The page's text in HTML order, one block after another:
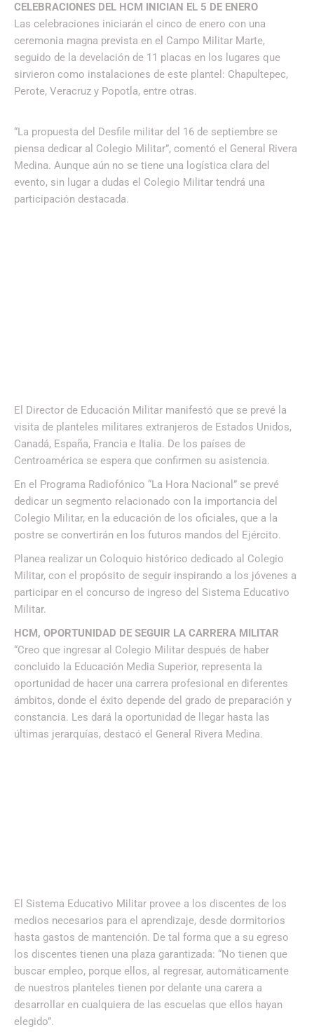
CELEBRACIONES DEL HCM INICIAN EL 5 DE ENERO
Las celebraciones iniciarán el cinco de enero con una
ceremonia magna prevista en el Campo Militar Marte,
seguido de la develación de 11 placas en los lugares que
sirvieron como instalaciones de este plantel: Chapultepec,
Perote, Veracruz y Popotla, entre otras.
“La propuesta del Desfile militar del 16 de septiembre se
piensa dedicar al Colegio Militar”, comentó el General Rivera
Medina. Aunque aún no se tiene una logística clara del
evento, sin lugar a dudas el Colegio Militar tendrá una
participación destacada.
El Director de Educación Militar manifestó que se prevé la
visita de planteles militares extranjeros de Estados Unidos,
Canadá, España, Francia e Italia. De los países de
Centroamérica se espera que confirmen su asistencia.
En el Programa Radiofónico “La Hora Nacional” se prevé
dedicar un segmento relacionado con la importancia del
Colegio Militar, en la educación de los oficiales, que a la
postre se convertirán en los futuros mandos del Ejército.
Planea realizar un Coloquio histórico dedicado al Colegio
Militar, con el propósito de seguir inspirando a los jóvenes a
participar en el concurso de ingreso del Sistema Educativo
Militar.
HCM, OPORTUNIDAD DE SEGUIR LA CARRERA MILITAR
“Creo que ingresar al Colegio Militar después de haber
concluido la Educación Media Superior, representa la
oportunidad de hacer una carrera profesional en diferentes
ámbitos, donde el éxito depende del grado de preparación y
constancia. Les dará la oportunidad de llegar hasta las
últimas jerarquías, destacó el General Rivera Medina.
El Sistema Educativo Militar provee a los discentes de los
medios necesarios para el aprendizaje, desde dormitorios
hasta gastos de mantención. De tal forma que a su egreso
los discentes tienen una plaza garantizada: “No tienen que
buscar empleo, porque ellos, al regresar, automáticamente
de nuestros planteles tienen por delante una carera a
desarrollar en cualquiera de las escuelas que ellos hayan
elegido”.